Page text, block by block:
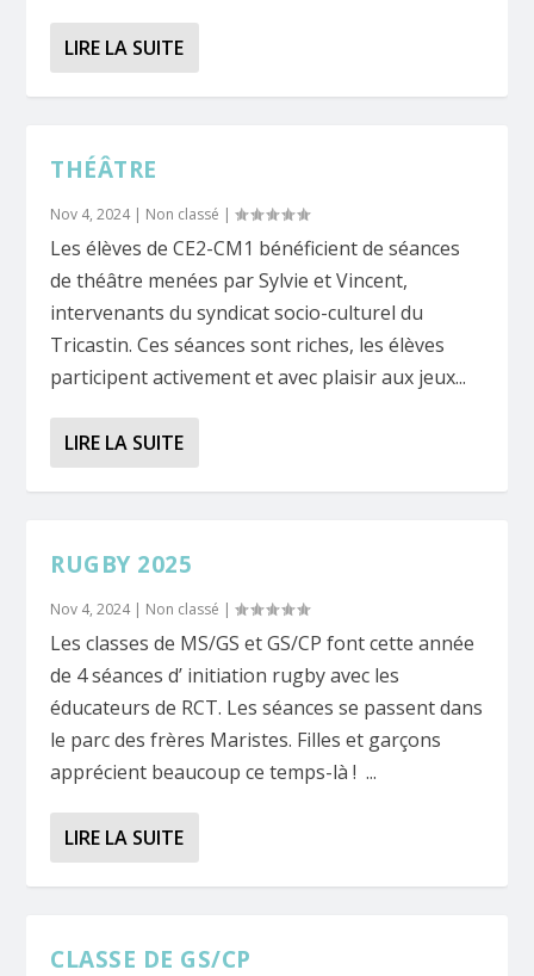
LIRE LA SUITE
THÉÂTRE
Nov 4, 2024| Non classé |
Les élèves de CE2-CM1 bénéficient de séances
de théâtre menées par Sylvie et Vincent,
intervenants du syndicat socio-culturel du
Tricastin. Ces séances sont riches, les élèves
participent activement et avec plaisir aux jeux...
LIRE LA SUITE
RUGBY 2025
Nov 4, 2024| Non classé |
Les classes de MS/GS et GS/CP font cette année
de 4 séances d’ initiation rugby avec les
éducateurs de RCT. Les séances se passent dans
le parc des frères Maristes. Filles et garçons
apprécient beaucoup ce temps-là ! ...
LIRE LA SUITE
CLASSE DE GS/CP